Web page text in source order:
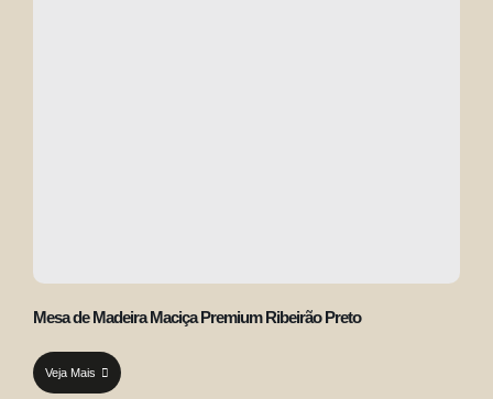
Mesa de Madeira Maciça Premium Ribeirão Preto
Veja Mais